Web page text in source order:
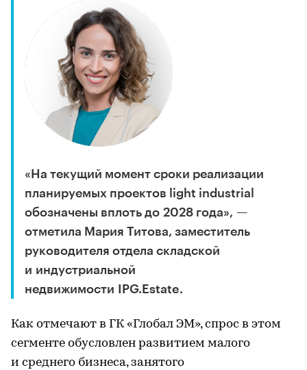
«На текущий момент сроки реализации
планируемых проектов light industrial
обозначены вплоть до 2028 года», —
отметила Мария Титова, заместитель
руководителя отдела складской
и индустриальной
недвижимости IPG.Estate.
Как отмечают в ГК «Глобал ЭМ», спрос в этом
сегменте обусловлен развитием малого
и среднего бизнеса, занятого